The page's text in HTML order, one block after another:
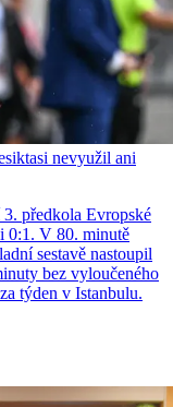
nevyužil ani
předkola Evropské
0:1. V 80. minutě
sestavě nastoupil
bez vyloučeného
týden v Istanbulu.